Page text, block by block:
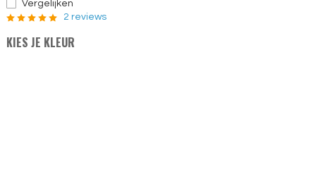
Vergelijken
2 reviews
KIES JE KLEUR